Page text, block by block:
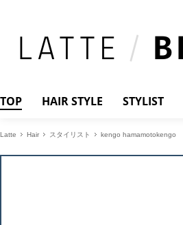
TOP HAIR STYLE STYLIST
Latte Hair スタイリスト kengo hamamotokengo